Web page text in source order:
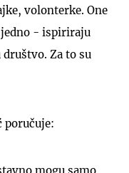
volonterke. One
jedno - ispiriraju
Za to su
poručuje:
mogu samo